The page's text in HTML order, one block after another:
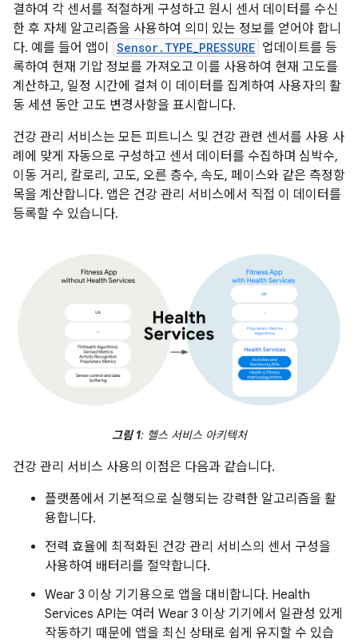
결하여 각 센서를 적절하게 구성하고 원시 센서 데이터를 수신
한 후 자체 알고리즘을 사용하여 의미 있는 정보를 얻어야 합니
다. 예를 들어 앱이
Sensor.TYPE_PRESSURE 업데이트를 등
록하여 현재 기압 정보를 가져오고 이를 사용하여 현재 고도를
계산하고, 일정 시간에 걸쳐 이 데이터를 집계하여 사용자의 활
동 세션 동안 고도 변경사항을 표시합니다.
건강 관리 서비스는 모든 피트니스 및 건강 관련 센서를 사용 사
례에 맞게 자동으로 구성하고 센서 데이터를 수집하며 심박수,
이동 거리, 칼로리, 고도, 오른 층수, 속도, 페이스와 같은 측정항
목을 계산합니다. 앱은 건강 관리 서비스에서 직접 이 데이터를
등록할 수 있습니다.
그림 1: 헬스 서비스 아키텍처
건강 관리 서비스 사용의 이점은 다음과 같습니다.
플랫폼에서 기본적으로 실행되는 강력한 알고리즘을 활
용합니다.
전력 효율에 최적화된 건강 관리 서비스의 센서 구성을
사용하여 배터리를 절약합니다.
Wear 3 이상 기기용으로 앱을 대비합니다. Health
Services API는 여러 Wear 3 이상 기기에서 일관성 있게
작동하기 때문에 앱을 최신 상태로 쉽게 유지할 수 있습